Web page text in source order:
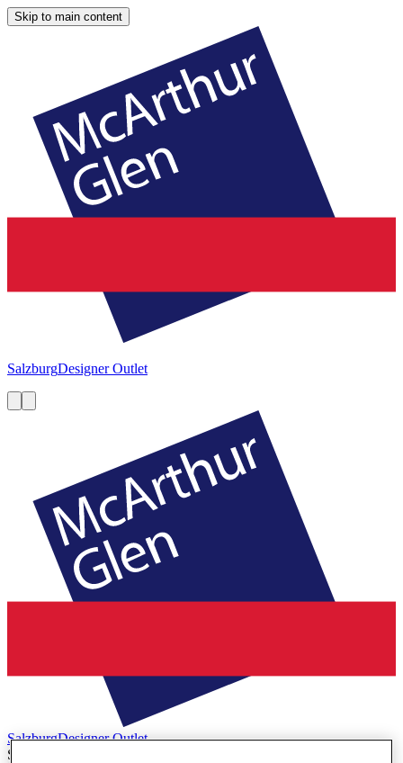
Skip to main content
SalzburgDesigner Outlet
SalzburgDesigner Outlet
Search input